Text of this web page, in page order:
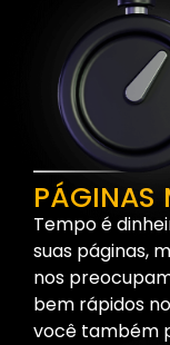
PÁGINAS
Tempo é
suas páginas,
nos
bem rápidos
você também